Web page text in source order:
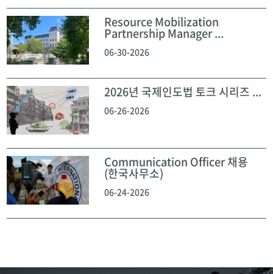
Resource Mobilization
Partnership Manager ...
06-30-2026
2026년 국제인도법 토크 시리즈 ...
06-26-2026
Communication Officer 채용
(한국사무소)
06-24-2026